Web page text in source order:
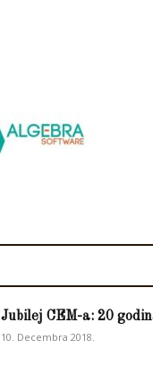
Jubilej CEM-a: 20
10. Decembra 2018.